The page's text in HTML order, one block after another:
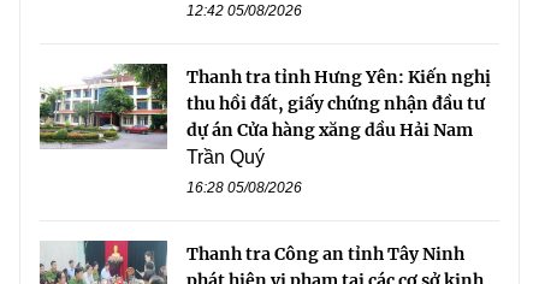
12:42 05/08/2026
Thanh tra tỉnh Hưng Yên: Kiến nghị
thu hồi đất, giấy chứng nhận đầu tư
dự án Cửa hàng xăng dầu Hải Nam
Trần Quý
16:28 05/08/2026
Thanh tra Công an tỉnh Tây Ninh